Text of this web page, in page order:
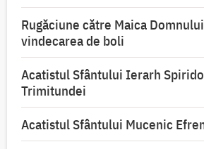
Rugăciune către Maica
vindecarea de boli
Acatistul Sfântului Ierarh
Trimitundei
Acatistul Sfântului Mucenic